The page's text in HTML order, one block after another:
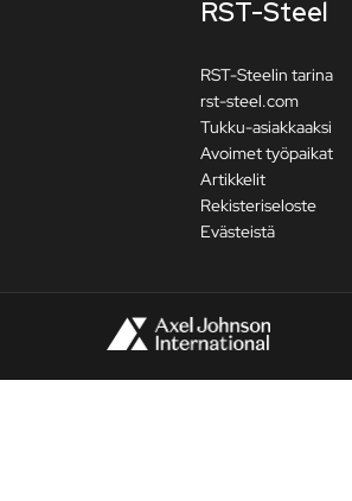
RST-Steel
RST-Steelin tarina
rst-steel.com
Tukku-asiakkaaksi
Avoimet työpaikat
Artikkelit
Rekisteriseloste
Evästeistä